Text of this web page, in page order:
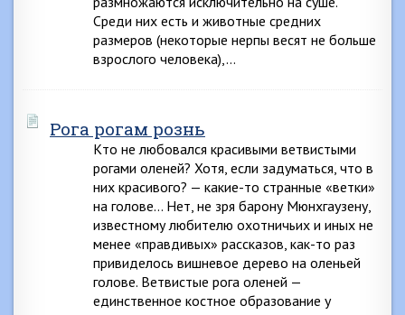
Среди них есть и животные средних
размеров (некоторые нерпы весят не больше
взрослого человека),…
Рога рогам рознь
Кто не любовался красивыми ветвистыми
рогами оленей? Хотя, если задуматься, что в
них красивого? — какие-то странные «ветки»
на голове… Нет, не зря барону Мюнхгаузену,
известному любителю охотничьих и иных не
менее «правдивых» рассказов, как-то раз
привиделось вишневое дерево на оленьей
голове. Ветвистые рога оленей —
единственное костное образование у